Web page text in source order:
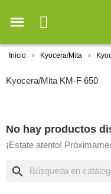
Inicio Kyocera/Mita
Kyocera/Mita KM-F 650
No hay productos
¡Estate atento!
search